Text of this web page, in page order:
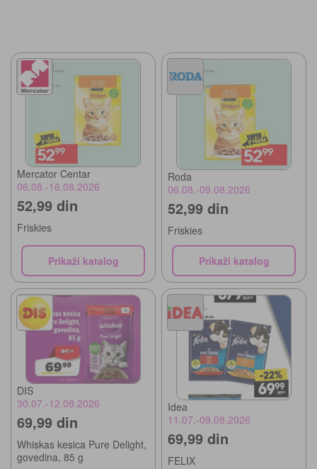
Mercator Centar
06.08.-16.08.2026
52,99 din
Friskies
Prikaži katalog
Roda
06.08.-09.08.2026
52,99 din
Friskies
Prikaži katalog
DIS
30.07.-12.08.2026
69,99 din
Whiskas kesica Pure Delight,
govedina, 85 g
Idea
11.07.-09.08.2026
69,99 din
FELIX